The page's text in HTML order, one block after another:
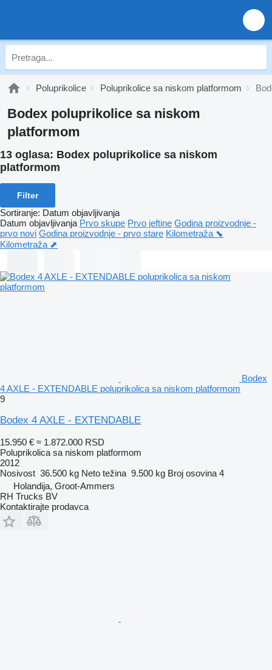
Poluprikolice Poluprikolice sa niskom platformom
Bodex poluprikolice sa niskom
platformom
13 oglasa: Bodex poluprikolice sa niskom
platformom
Filter
Sortiranje: Datum objavljivanja
Datum objavljivanja Prvo skupe Prvo jeftine Godina proizvodnje -
prvo novi Godina proizvodnje - prvo stare Kilometraža ⬊
Kilometraža ⬈
Bodex
4 AXLE - EXTENDABLE poluprikolica sa niskom platformom
9
Bodex 4 AXLE - EXTENDABLE
15.950 € ≈ 1.872.000 RSD
Poluprikolica sa niskom platformom
2012
Nosivost 36.500 kg Neto težina 9.500 kg Broj osovina 4
Holandija, Groot-Ammers
RH Trucks BV
Kontaktirajte prodavca